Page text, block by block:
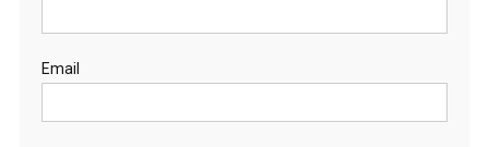
Email